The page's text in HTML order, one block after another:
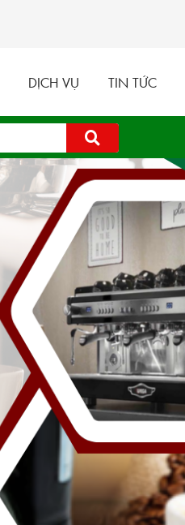
DỊCH VỤ TIN TỨC